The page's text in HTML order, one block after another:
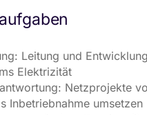
Leitung und
Elektrizität
Netzprojekte
Inbetriebnahme umsetzen